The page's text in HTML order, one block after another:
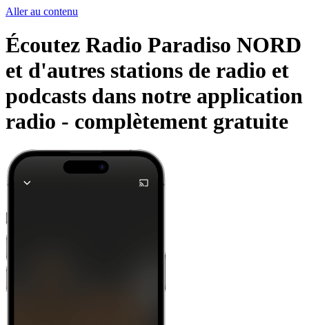
Aller au contenu
Écoutez Radio Paradiso NORD
et d'autres stations de radio et
podcasts dans notre application
radio - complètement gratuite